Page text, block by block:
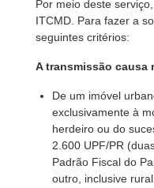
Por meio deste
ITCMD. Para fazer a
seguintes critérios:
A transmissão causa
De um imóvel
exclusivamente à
herdeiro ou do
2.600 UPF/PR
Padrão Fiscal do
outro, inclusive